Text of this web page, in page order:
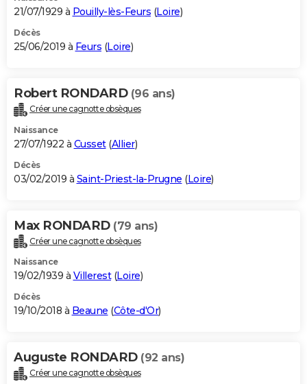
21/07/1929 à Pouilly-lès-Feurs (Loire)
Décès
25/06/2019 à Feurs (Loire)
Robert RONDARD (96 ans)
Créer une cagnotte obsèques
Naissance
27/07/1922 à Cusset(Allier)
Décès
03/02/2019 à Saint-Priest-la-Prugne (Loire)
Max RONDARD (79 ans)
Créer une cagnotte obsèques
Naissance
19/02/1939 à Villerest(Loire)
Décès
19/10/2018 à Beaune (Côte-d'Or)
Auguste RONDARD (92 ans)
Créer une cagnotte obsèques